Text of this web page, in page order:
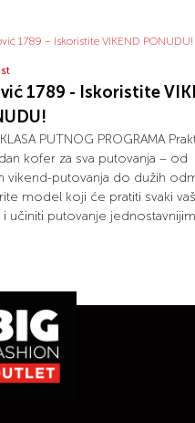
1789 - Iskoristite
KLASA PUTNOG PROGRAMA
kofer za sva putovanja – od
vikend-putovanja do dužih
model koji će pratiti svaki vaš
i učiniti putovanje